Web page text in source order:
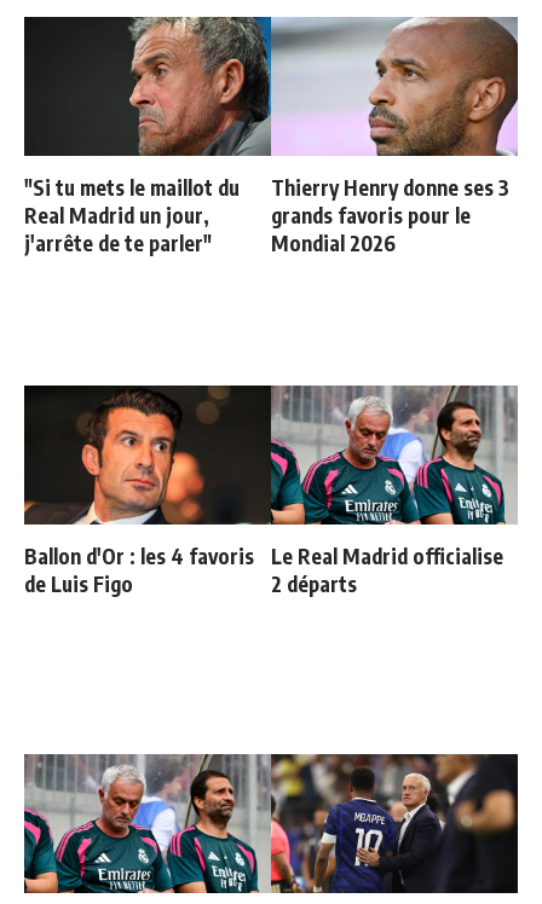
"Si tu mets le maillot du
Real Madrid un jour,
j'arrête de te parler"
Thierry Henry donne ses 3
grands favoris pour le
Mondial 2026
Ballon d'Or : les 4 favoris
de Luis Figo
Le Real Madrid officialise
2 départs